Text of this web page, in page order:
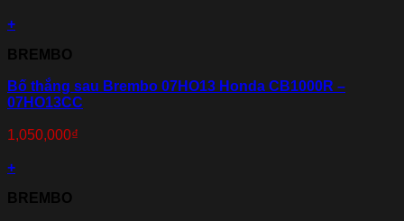
+
BREMBO
Bố thắng sau Brembo 07HO13 Honda CB1000R –
07HO13CC
1,050,000₫
+
BREMBO